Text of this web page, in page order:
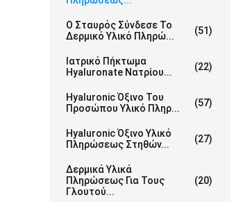
Ο Σταυρός Σύνδεσε Το
Δερμικό Υλικό Πληρώ...
(51)
Ιατρικό Πήκτωμα
Hyaluronate Νατρίου...
(22)
Hyaluronic Όξινο Του
Προσώπου Υλικό Πληρ...
(57)
Hyaluronic Όξινο Υλικό
Πληρώσεως Στηθών...
(27)
Δερμικά Υλικά
Πληρώσεως Για Τους
Γλουτού...
(20)